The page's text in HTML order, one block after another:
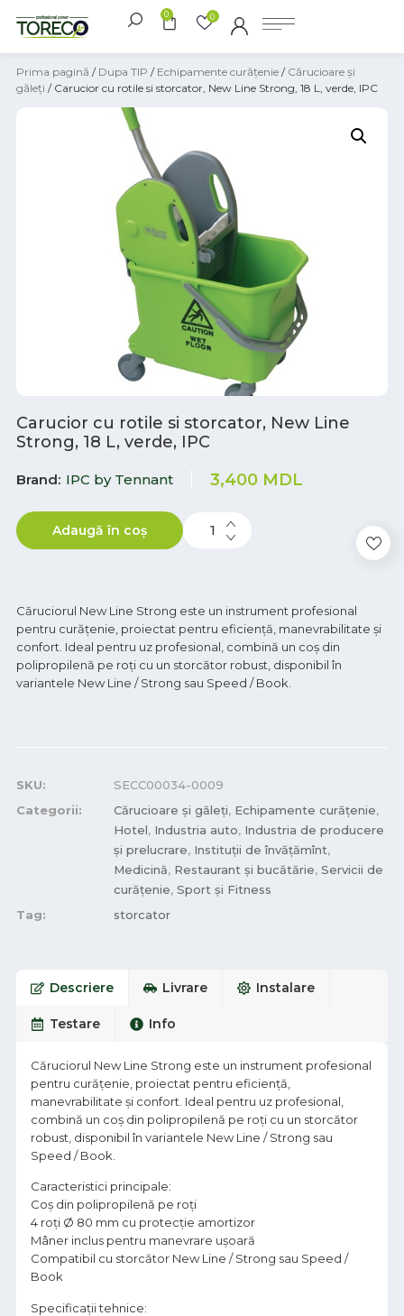
0 0
Prima pagină / Dupa TIP / Echipamente curățenie / Cărucioare și
găleți / Carucior cu rotile si storcator, New Line Strong, 18 L, verde, IPC
Carucior cu rotile si storcator, New Line
Strong, 18 L, verde, IPC
Brand IPC by Tennant 3,400 MDL
Adaugă în coș
Căruciorul New Line Strong este un instrument profesional
pentru curățenie, proiectat pentru eficiență, manevrabilitate și
confort. Ideal pentru uz profesional, combină un coș din
polipropilenă pe roți cu un storcător robust, disponibil în
variantele New Line / Strong sau Speed / Book.
SKU:
SECC00034-0009
Categorii:
Cărucioare și găleți, Echipamente curățenie,
Hotel, Industria auto, Industria de producere
și prelucrare, Instituții de învățămînt,
Medicină, Restaurant și bucătărie, Servicii de
curățenie, Sport și Fitness
Tag:
storcator
Descriere Livrare Instalare
Testare Info
Căruciorul New Line Strong este un instrument profesional
pentru curățenie, proiectat pentru eficiență,
manevrabilitate și confort. Ideal pentru uz profesional,
combină un coș din polipropilenă pe roți cu un storcător
robust, disponibil în variantele New Line / Strong sau
Speed / Book.
Caracteristici principale:
Coș din polipropilenă pe roți
4 roți Ø 80 mm cu protecție amortizor
Mâner inclus pentru manevrare ușoară
Compatibil cu storcător New Line / Strong sau Speed /
Book
Specificații tehnice: